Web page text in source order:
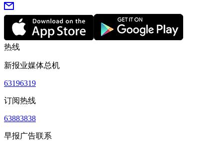
热线
新报业媒体总机
63196319
订阅热线
63883838
早报广告联系